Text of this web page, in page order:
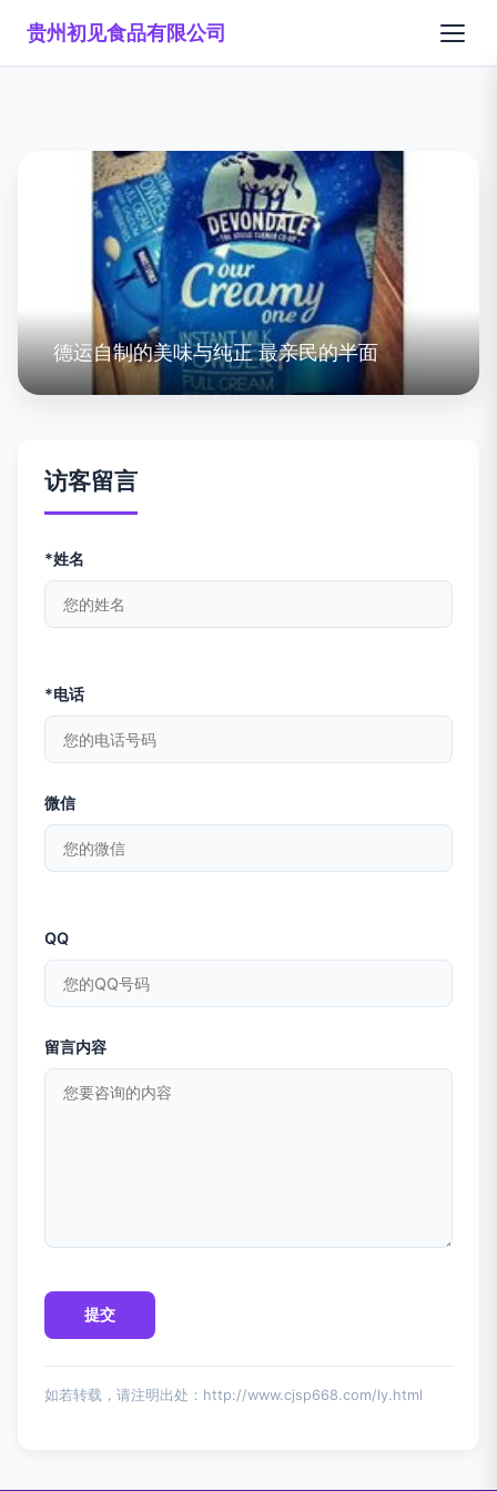
贵州初见食品有限公司
德运自制的美味与纯正 最亲民的半面
访客留言
*姓名
*电话
微信
QQ
留言内容
如若转载，请注明出处：http://www.cjsp668.com/ly.html